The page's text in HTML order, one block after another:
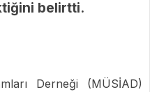
belirtti.
Derneği (MÜSİAD)